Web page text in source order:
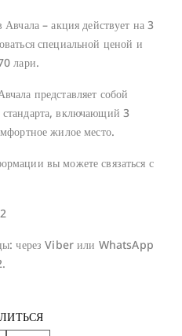
– акция действует на 3
специальной ценой и
лари.
представляет собой
включающий 3
жилое место.
вы можете связаться с
через Viber или WhatsApp